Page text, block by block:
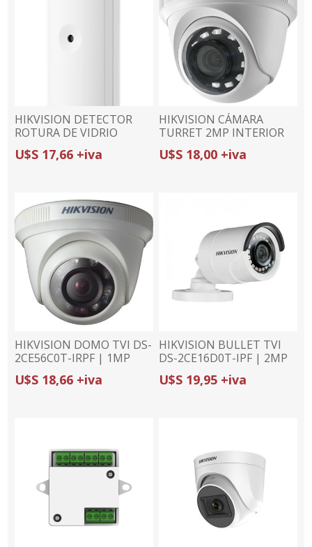
HIKVISION DETECTOR
ROTURA DE VIDRIO
CABLEADO DS-PDBG8-
EG2 | 8m / 120° |
U$S 17,66 +iva
HIKVISION CÁMARA
TURRET 2MP INTERIOR
DS-2CE56D0T-IPF | 4 EN
1 (TVI/AHD/CVI/CVBS) | IR
U$S 18,00 +iva
HIKVISION DOMO TVI DS-
2CE56C0T-IRPF | 1MP
(720p)/2.8mm | 4 EN 1 |
IR 20m
U$S 18,66 +iva
HIKVISION BULLET TVI
DS-2CE16D0T-IPF | 2MP
(1080p)/2.8mm | 4 EN 1 |
IP67
U$S 19,95 +iva